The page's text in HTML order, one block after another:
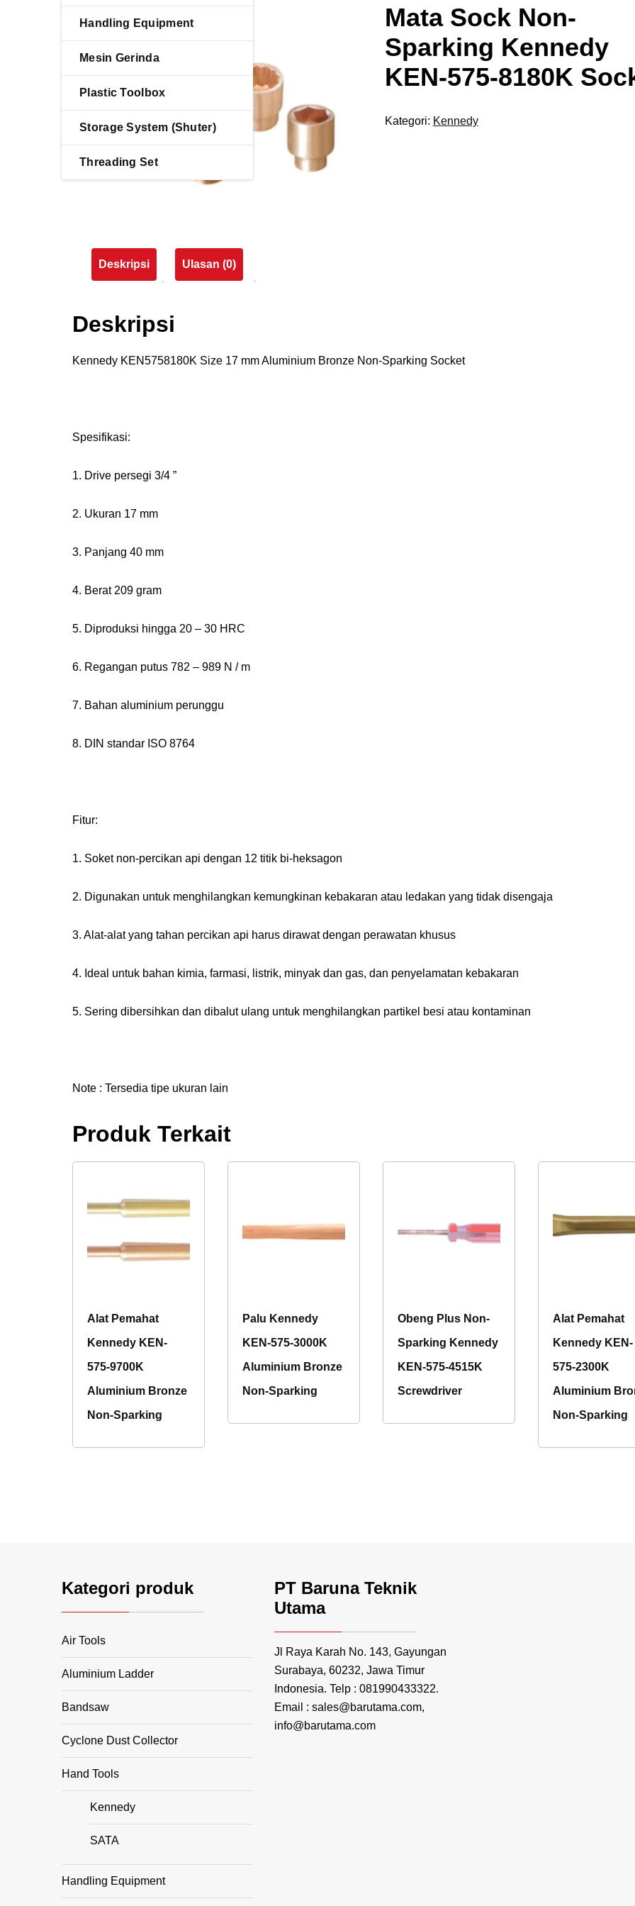
Handling Equipment
Mesin Gerinda
Plastic Toolbox
Storage System (Shuter)
Threading Set
Mata Sock Non-
Sparking Kennedy
KEN-575-8180K
Kategori: Kennedy
Deskripsi Ulasan (0)
Deskripsi
Kennedy KEN5758180K Size 17 mm Aluminium Bronze Non-Sparking Socket
Spesifikasi:
1. Drive persegi 3/4 ”
2. Ukuran 17 mm
3. Panjang 40 mm
4. Berat 209 gram
5. Diproduksi hingga 20 – 30 HRC
6. Regangan putus 782 – 989 N / m
7. Bahan aluminium perunggu
8. DIN standar ISO 8764
Fitur:
1. Soket non-percikan api dengan 12 titik bi-heksagon
2. Digunakan untuk menghilangkan kemungkinan kebakaran atau ledakan yang tidak disengaja
3. Alat-alat yang tahan percikan api harus dirawat dengan perawatan khusus
4. Ideal untuk bahan kimia, farmasi, listrik, minyak dan gas, dan penyelamatan kebakaran
5. Sering dibersihkan dan dibalut ulang untuk menghilangkan partikel besi atau kontaminan
Note : Tersedia tipe ukuran lain
Produk Terkait
Alat Pemahat
Kennedy KEN-
575-9700K
Aluminium Bronze
Non-Sparking
Palu Kennedy
KEN-575-3000K
Aluminium Bronze
Non-Sparking
Obeng Plus Non-
Sparking Kennedy
KEN-575-4515K
Screwdriver
Alat Pemahat
Kennedy KEN-
575-2300K
Aluminium
Non-Sparking
Kategori produk
Air Tools
Aluminium Ladder
Bandsaw
Cyclone Dust Collector
Hand Tools
Kennedy
SATA
Handling Equipment
PT Baruna Teknik
Utama
Jl Raya Karah No. 143, Gayungan
Surabaya, 60232, Jawa Timur
Indonesia. Telp : 081990433322.
Email : sales@barutama.com,
info@barutama.com